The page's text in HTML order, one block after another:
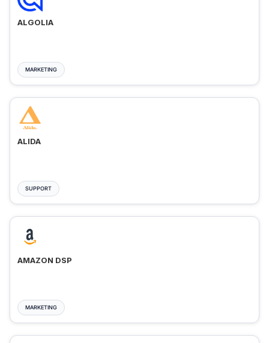
ALGOLIA
MARKETING
ALIDA
SUPPORT
AMAZON DSP
MARKETING